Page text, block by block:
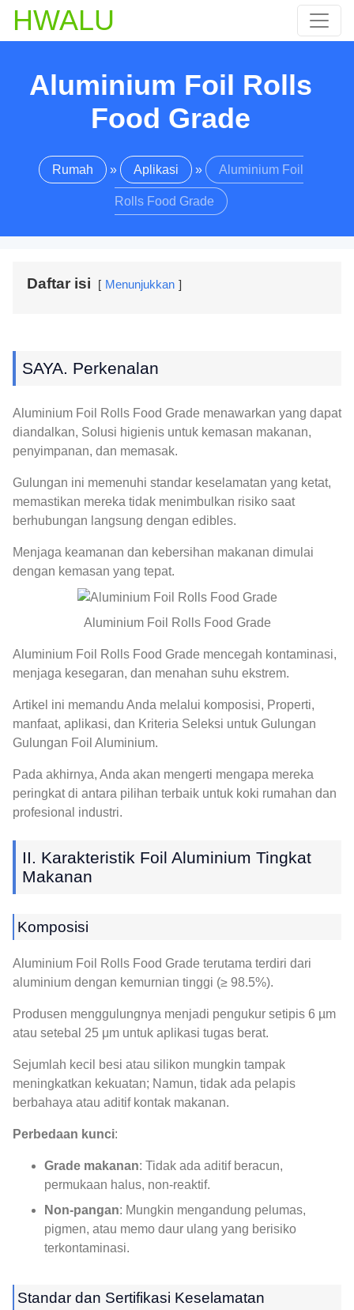
HWALU
Aluminium Foil Rolls
Food Grade
Rumah » Aplikasi » Aluminium Foil
Rolls Food Grade
Daftar isi Menunjukkan
SAYA. Perkenalan
Aluminium Foil Rolls Food Grade menawarkan yang dapat
diandalkan, Solusi higienis untuk kemasan makanan,
penyimpanan, dan memasak.
Gulungan ini memenuhi standar keselamatan yang ketat,
memastikan mereka tidak menimbulkan risiko saat
berhubungan langsung dengan edibles.
Menjaga keamanan dan kebersihan makanan dimulai
dengan kemasan yang tepat.
Aluminium Foil Rolls Food Grade
Aluminium Foil Rolls Food Grade mencegah kontaminasi,
menjaga kesegaran, dan menahan suhu ekstrem.
Artikel ini memandu Anda melalui komposisi, Properti,
manfaat, aplikasi, dan Kriteria Seleksi untuk Gulungan
Gulungan Foil Aluminium.
Pada akhirnya, Anda akan mengerti mengapa mereka
peringkat di antara pilihan terbaik untuk koki rumahan dan
profesional industri.
II. Karakteristik Foil Aluminium Tingkat
Makanan
Komposisi
Aluminium Foil Rolls Food Grade terutama terdiri dari
aluminium dengan kemurnian tinggi (≥ 98.5%).
Produsen menggulungnya menjadi pengukur setipis 6 µm
atau setebal 25 μm untuk aplikasi tugas berat.
Sejumlah kecil besi atau silikon mungkin tampak
meningkatkan kekuatan; Namun, tidak ada pelapis
berbahaya atau aditif kontak makanan.
Perbedaan kunci:
Grade makanan: Tidak ada aditif beracun,
permukaan halus, non-reaktif.
Non-pangan: Mungkin mengandung pelumas,
pigmen, atau memo daur ulang yang berisiko
terkontaminasi.
Standar dan Sertifikasi Keselamatan